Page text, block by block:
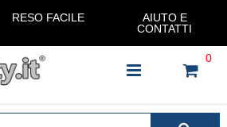
RESO FACILE
AIUTO E
CONTATTI
0